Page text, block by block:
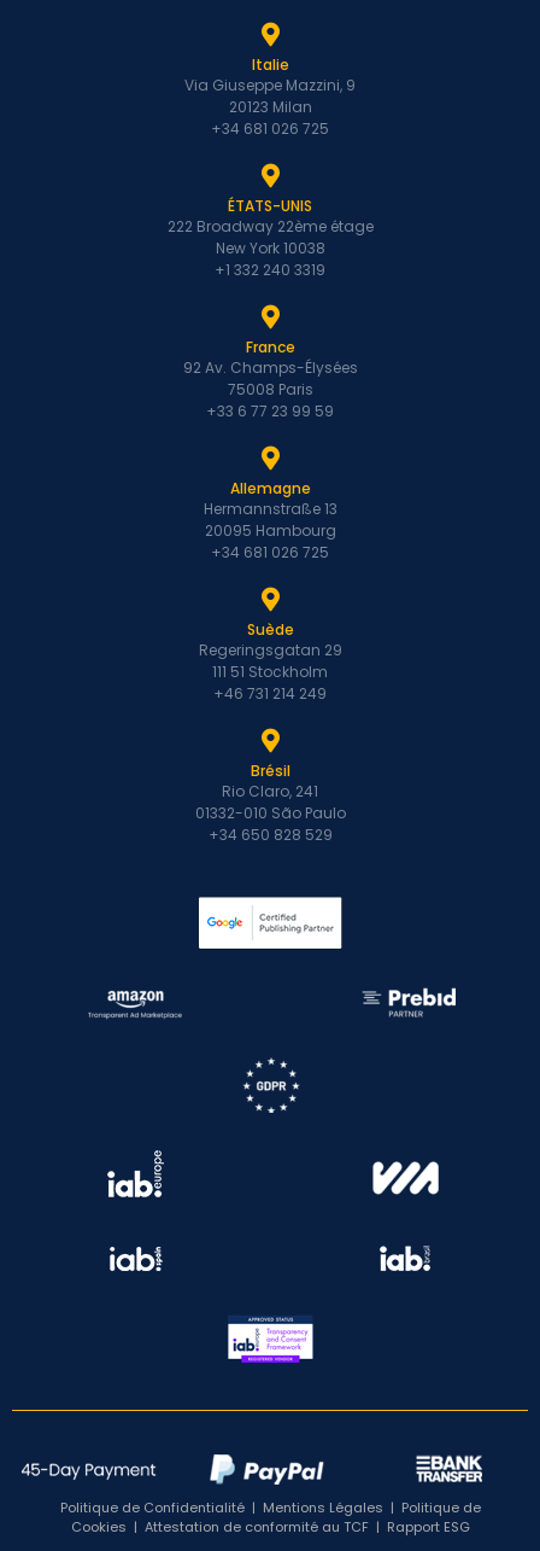
Italie
Via Giuseppe Mazzini, 9
20123 Milan
+34 681 026 725
ÉTATS-UNIS
222 Broadway 22ème étage
New York 10038
+1 332 240 3319
France
92 Av. Champs-Élysées
75008 Paris
+33 6 77 23 99 59
Allemagne
Hermannstraße 13
20095 Hambourg
+34 681 026 725
Suède
Regeringsgatan 29
111 51 Stockholm
+46 731 214 249
Brésil
Rio Claro, 241
01332-010 São Paulo
+34 650 828 529
Politique de Confidentialité| Mentions Légales | Politique de
Cookies | Attestation de conformité au TCF| Rapport ESG